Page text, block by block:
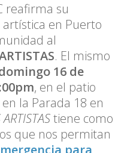
reafirma su
en Puerto
al
. El mismo
16 de
, en el patio
la Parada 18 en
tiene como
que nos permitan